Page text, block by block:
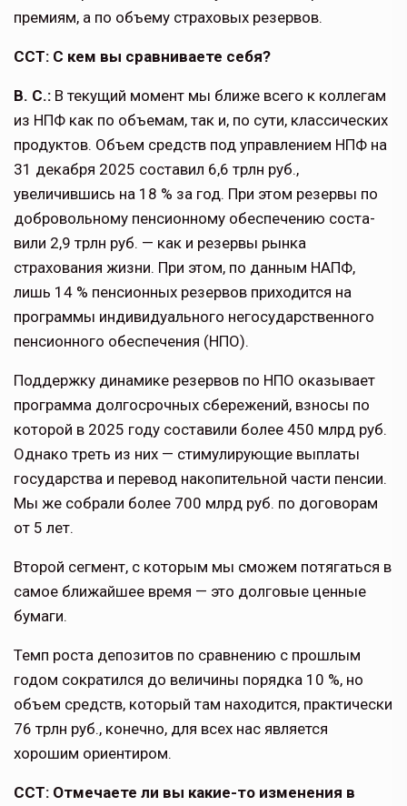
премиям, а по объему страховых резервов.
ССТ: С кем вы сравниваете себя?
В. С.: В текущий момент мы ближе всего к колле­гам
из НПФ как по объемам, так и, по сути, класси­ческих
продуктов. Объем средств под управлением НПФ на
31 декабря 2025 составил 6,6 трлн руб.,
увеличившись на 18 % за год. При этом резервы по
добровольному пенсионному обеспечению соста­
вили 2,9 трлн руб. — как и резервы рынка
страхования жизни. При этом, по данным НАПФ,
лишь 14 % пенсионных резервов приходится на
програм­мы индивидуального негосударственного
пенсион­ного обеспечения (НПО).
Поддержку динамике резервов по НПО оказывает
программа долгосрочных сбережений, взносы по
ко­торой в 2025 году составили более 450 млрд руб.
Однако треть из них — стимулирующие выплаты
государства и перевод накопительной части пенсии.
Мы же собрали более 700 млрд руб. по договорам
от 5 лет.
Второй сегмент, с которым мы сможем потягаться в
самое ближайшее время — это долговые ценные
бумаги.
Темп роста депозитов по сравнению с прошлым
годом сократился до величины порядка 10 %, но
объем средств, который там находится, практи­чески
76 трлн руб., конечно, для всех нас является
хорошим ориентиром.
ССТ: Отмечаете ли вы какие-то изменения в